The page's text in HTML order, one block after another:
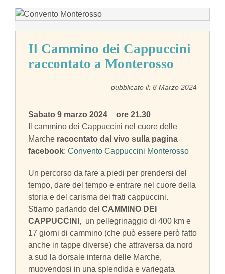
Il Cammino dei Cappuccini
raccontato a Monterosso
pubblicato il: 8 Marzo 2024
Sabato 9 marzo 2024 _ ore 21.30
Il cammino dei Cappuccini nel cuore delle
Marche racocntato dal vivo sulla pagina
facebook: Convento Cappuccini Monterosso
Un percorso da fare a piedi per prendersi del
tempo, dare del tempo e entrare nel cuore della
storia e del carisma dei frati cappuccini.
Stiamo parlando del CAMMINO DEI
CAPPUCCINI , un pellegrinaggio di 400 km e
17 giorni di cammino (che può essere però fatto
anche in tappe diverse) che attraversa da nord
a sud la dorsale interna delle Marche,
muovendosi in una splendida e variegata